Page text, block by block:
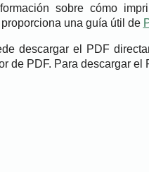
sobre cómo
una guía útil de
descargar el PDF
de PDF. Para descargar el